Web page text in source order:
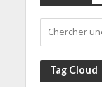
Tag Cloud